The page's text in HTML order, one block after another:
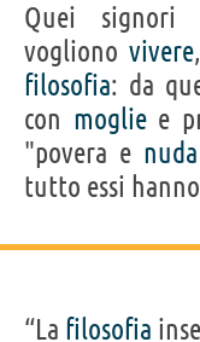
Quei
vogliono vivere
filosofia: da
con mogliee
"povera e nuda
tutto essi
“La filosofia